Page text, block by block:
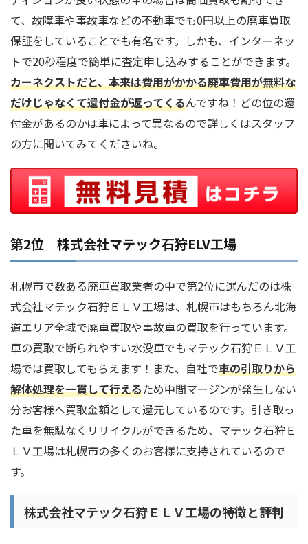
て、故障車や事故車などの不動車でも0円以上の廃車買取
保証をしていることでも有名です。しかも、インターネッ
トで20秒程度で簡単に査定申し込みすることができます。
カーネクストだと、本来は費用がかかる廃車費用が無料な
だけじゃなくて還付金が返ってくるんですね！どの位の還
付金があるのかは車によって異なるので詳しくはスタッフ
の方に聞いてみてくださいね。
第2位 株式会社マテック石狩ELV工場
札幌市で数ある廃車買取業者の中で第2位に選んだのは株
式会社マテック石狩ＥＬＶ工場は、札幌市はもちろん北海
道エリア全域で廃車買取や事故車の買取を行っています。
車の買取で断られやすい水没車でもマテック石狩ＥＬＶ工
場では買取してもらえます！また、自社で車の引取りから
解体処理を一貫して行えるため中間マージンが発生しない
分お客様へ買取金額として還元しているのです。引き取っ
た車を無駄なくリサイクルができるため、マテック石狩Ｅ
ＬＶ工場は札幌市の多くのお客様に支持されているので
す。
株式会社マテック石狩ＥＬＶ工場の特徴と評判